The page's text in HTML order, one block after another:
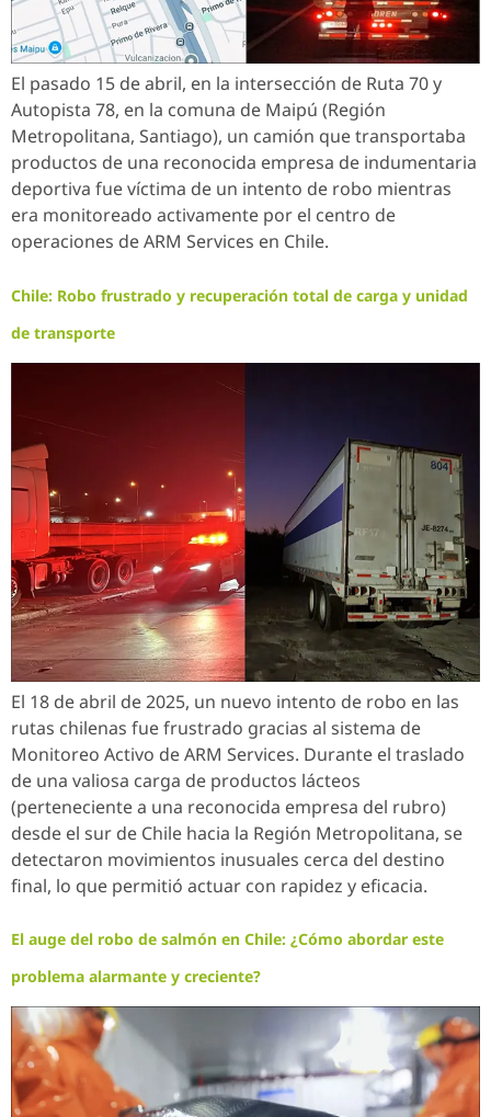
El pasado 15 de abril, en la intersección de Ruta 70 y
Autopista 78, en la comuna de Maipú (Región
Metropolitana, Santiago), un camión que transportaba
productos de una reconocida empresa de indumentaria
deportiva fue víctima de un intento de robo mientras
era monitoreado activamente por el centro de
operaciones de ARM Services en Chile.
Chile: Robo frustrado y recuperación total de carga y unidad
de transporte
El 18 de abril de 2025, un nuevo intento de robo en las
rutas chilenas fue frustrado gracias al sistema de
Monitoreo Activo de ARM Services. Durante el traslado
de una valiosa carga de productos lácteos
(perteneciente a una reconocida empresa del rubro)
desde el sur de Chile hacia la Región Metropolitana, se
detectaron movimientos inusuales cerca del destino
final, lo que permitió actuar con rapidez y eficacia.
El auge del robo de salmón en Chile: ¿Cómo abordar este
problema alarmante y creciente?